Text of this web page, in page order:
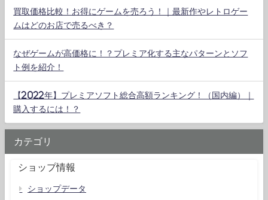
買取価格比較！お得にゲームを売ろう！｜最新作やレトロゲー
ムはどのお店で売るべき？
なぜゲームが高価格に！？プレミア化する主なパターンとソフ
ト例を紹介！
【2022年】プレミアソフト総合高額ランキング！（国内編）｜
購入するには！？
カテゴリ
ショップ情報
ショップデータ